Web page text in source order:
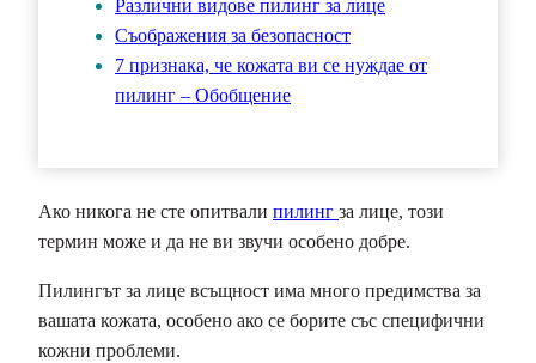
Различни видове пилинг за лице
Съображения за безопасност
7 признака, че кожата ви се нуждае от
пилинг – Обобщение
Ако никога не сте опитвали пилинг за лице, този
термин може и да не ви звучи особено добре.
Пилингът за лице всъщност има много предимства за
вашата кожата, особено ако се борите със специфични
кожни проблеми.